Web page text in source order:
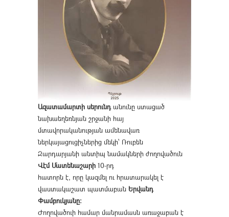
Ազատամարտի սերունդանունը ստացած
նախաեղեռնյան շրջանի հայ
մտավորականության ամենավառ
ներկայացուցիչներից մեկի՝ Ռուբեն
Զարդարյանի անտիպ նամակների ժողովածուն
Վէմ Մատենաշարի 10-րդ
հատորն է, որը կազմել ու հրատարակել է
վաստակաշատ պատմաբան Երվանդ
Փամբուկյանը։
Ժողովածուի համար մանրամասն առաջաբան է